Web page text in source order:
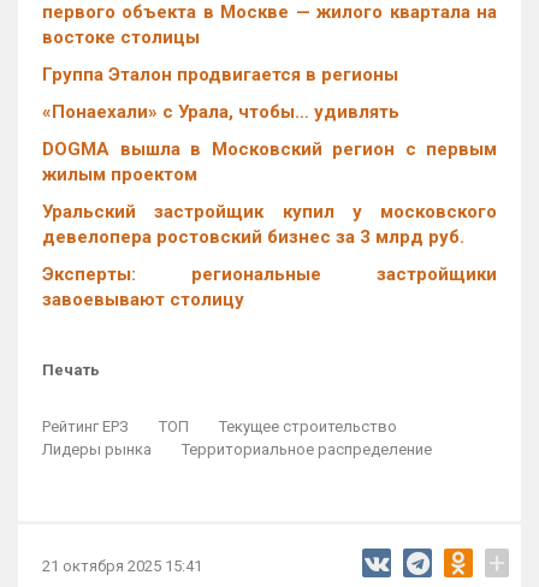
первого объекта в Москве — жилого квартала на
востоке столицы
Группа Эталон продвигается в регионы
«Понаехали» с Урала, чтобы… удивлять
DOGMA вышла в Московский регион с первым
жилым проектом
Уральский застройщик купил у московского
девелопера ростовский бизнес за 3 млрд руб.
Эксперты: региональные застройщики
завоевывают столицу
Печать
Рейтинг ЕРЗ ТОП
Текущее строительство
Лидеры рынка
Территориальное распределение
21 октября 2025 15:41 +